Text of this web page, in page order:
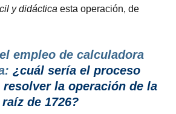
y didáctica esta operación, de
empleo de calculadora
¿cuál sería el proceso
la operación de la
raíz de 1726?